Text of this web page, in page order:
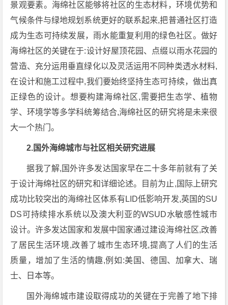
景观要素。海绵社区能够将社区的生态材料，环境优势和
气候条件与绿地规划系统更好的联系起来,把普通社区打造
成为生态可持续发展，雨水能重复利用的绿色社区。做好
海绵社区的关键在于:设计好屋顶花园、点缀以雨水花园的
营造、充分运用垂直绿化以及灵活运用不同种类透水材料,
在设计和施工过程中,我们要始终坚持生态可持续，做出真
正绿色的设计。想要构建海绵社区,需要把生态学、植物
学、环境学等多学科统筹结合,海绵社区的研究将是未来很
大一个热门。
2.国外海绵城市与社区相关研究进展
据我了解,国外许多发达国家早在二十多年前就有了关
于设计海绵社区的研究和详细论述。目前为止,国际上研究
成功比较突出的海绵社区体系有LID低影响开发,英国的SU
DS可持续排水系统以及澳大利亚的WSUD水敏感性城市
设计。许多发达国家和发展中国家通过建设海绵社区,改善
了居民生活环境,改善了城市生态环境,提高了人们的生活
质量，增加了生活的情趣,例如:美国、德国、加拿大、瑞
士、日本等。
国外海绵城市建设取得成功的关键在于完善了地下排